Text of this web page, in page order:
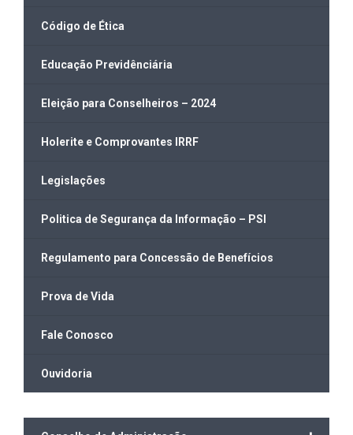
Código de Ética
Educação Previdênciária
Eleição para Conselheiros – 2024
Holerite e Comprovantes IRRF
Legislações
Politica de Segurança da Informação – PSI
Regulamento para Concessão de Benefícios
Prova de Vida
Fale Conosco
Ouvidoria